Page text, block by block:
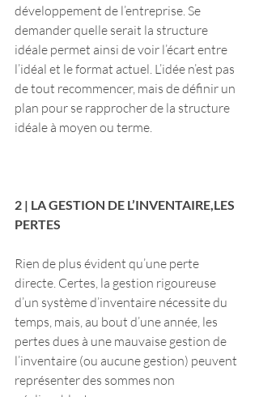
développement de l’entreprise. Se
demander quelle serait la structure
idéale permet ainsi de voir l’écart entre
l’idéal et le format actuel. L’idée n’est pas
de tout recommencer, mais de définir un
plan pour se rapprocher de la structure
idéale à moyen ou terme.
2 | LA GESTION DE L’INVENTAIRE,LES
PERTES
Rien de plus évident qu’une perte
directe. Certes, la gestion rigoureuse
d’un système d’inventaire nécessite du
temps, mais, au bout d’une année, les
pertes dues à une mauvaise gestion de
l’inventaire (ou aucune gestion) peuvent
représenter des sommes non